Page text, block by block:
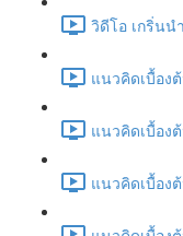
วิดีโอ เกริ่นน
แนวคิดเบื้อง
แนวคิดเบื้อง
แนวคิดเบื้อง